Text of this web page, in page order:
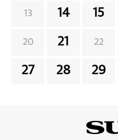
13 14 15
20 21 22
27 28 29